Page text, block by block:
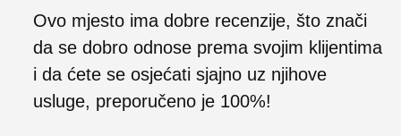
Ovo mjesto ima dobre recenzije, što znači
da se dobro odnose prema svojim klijentima
i da ćete se osjećati sjajno uz njihove
usluge, preporučeno je 100%!